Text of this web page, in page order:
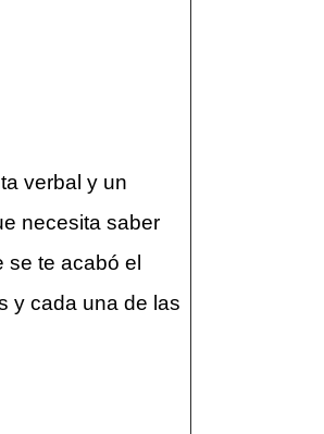
verbal y un
necesita saber
te acabó el
y cada una de las